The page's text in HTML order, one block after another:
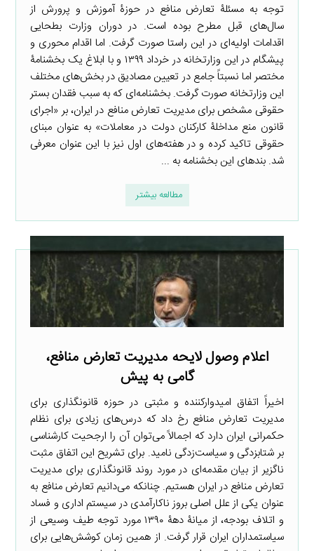
توجه به مسئلۀ تعارض منافع در حوزۀ آموزش و پرورش از
سال‌های قبل مطرح بوده است. در دوران وزارت بطحایی
اقدامات اولیه‌ای در این راستا صورت گرفت. اما اقدام محوری و
پیشگام در این وزارتخانه در خرداد ۱۳۹۹ و با ابلاغ یک بخشنامۀ
مختصر اما نسبتاً جامع در تعیین مصادیق در بخش‌های مختلف
این وزارتخانه صورت گرفت. بخشنامه‌ای که به سبب فقدان بستر
حقوقی مشخص برای مدیریت تعارض منافع در ایران، بر «اجرای
قانون منع مداخلۀ کارکنان دولت در معاملات» به عنوان مبنای
حقوقی تاکید کرده و در هفته‌های اول نیز با این عنوان معرفی
شد. بندهای این بخشنامه به ...
مطالعه بیشتر
اعلام وصول لایحه مدیریت تعارض منافع،
گامی به پیش
اخیراً اتفاق امیدوارکننده و مثبتی در حوزه قانونگذاری برای
مدیریت تعارض منافع رخ داد که درس‌های زیادی برای نظام
حکمرانی ایران دارد که اجمالاً می‌توان آن را ارجحیت کارشناسی
بر شتابزدگی و سیاست‌زدگی نامید. برای تشریح این اتفاق مثبت
ناگزیر از بیان مقدمه‌ای در مورد روند قانونگذاری برای مدیریت
تعارض منافع در ایران هستیم. چنانکه می‌دانیم تعارض منافع به
عنوان یکی از علل اصلی بروز ناکارآمدی در سیستم اداری و فساد
و اتلاف بودجه، از میانۀ دهۀ ۱۳۹۰ مورد توجه طیف وسیعی از
سیاستمداران ایران قرار گرفت. از همین زمان کوشش‌هایی برای